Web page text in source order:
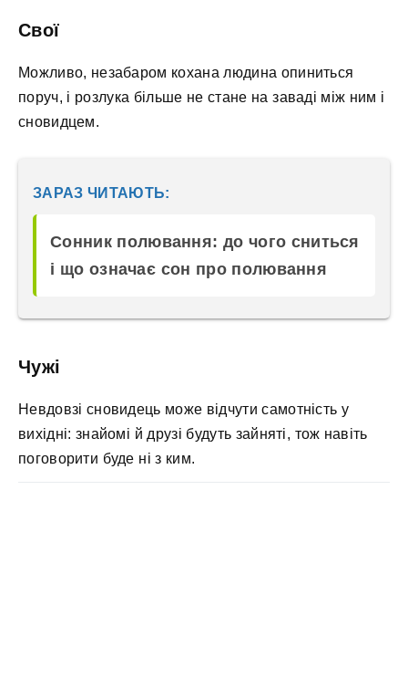
Свої
Можливо, незабаром кохана людина опиниться
поруч, і розлука більше не стане на заваді між ним і
сновидцем.
ЗАРАЗ ЧИТАЮТЬ:
Сонник полювання: до чого сниться
і що означає сон про полювання
Чужі
Невдовзі сновидець може відчути самотність у
вихідні: знайомі й друзі будуть зайняті, тож навіть
поговорити буде ні з ким.